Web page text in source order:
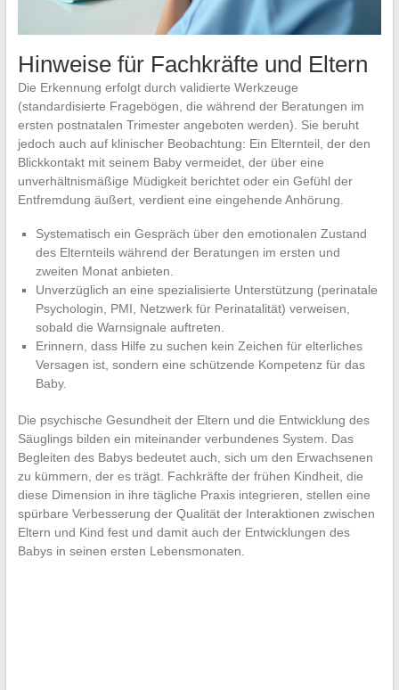
Hinweise für Fachkräfte und Eltern
Die Erkennung erfolgt durch validierte Werkzeuge
(standardisierte Fragebögen, die während der Beratungen im
ersten postnatalen Trimester angeboten werden). Sie beruht
jedoch auch auf klinischer Beobachtung: Ein Elternteil, der den
Blickkontakt mit seinem Baby vermeidet, der über eine
unverhältnismäßige Müdigkeit berichtet oder ein Gefühl der
Entfremdung äußert, verdient eine eingehende Anhörung.
Systematisch ein Gespräch über den emotionalen Zustand
des Elternteils während der Beratungen im ersten und
zweiten Monat anbieten.
Unverzüglich an eine spezialisierte Unterstützung (perinatale
Psychologin, PMI, Netzwerk für Perinatalität) verweisen,
sobald die Warnsignale auftreten.
Erinnern, dass Hilfe zu suchen kein Zeichen für elterliches
Versagen ist, sondern eine schützende Kompetenz für das
Baby.
Die psychische Gesundheit der Eltern und die Entwicklung des
Säuglings bilden ein miteinander verbundenes System. Das
Begleiten des Babys bedeutet auch, sich um den Erwachsenen
zu kümmern, der es trägt. Fachkräfte der frühen Kindheit, die
diese Dimension in ihre tägliche Praxis integrieren, stellen eine
spürbare Verbesserung der Qualität der Interaktionen zwischen
Eltern und Kind fest und damit auch der Entwicklungen des
Babys in seinen ersten Lebensmonaten.